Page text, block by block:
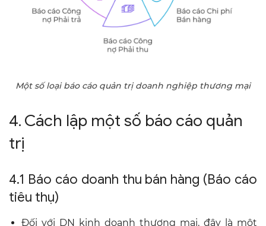
Một số loại báo cáo quản trị doanh nghiệp thương mại
4. Cách lập một số báo cáo quản
trị
4.1 Báo cáo doanh thu bán hàng (Báo cáo
tiêu thụ)
Đối với DN kinh doanh thương mại, đây là một